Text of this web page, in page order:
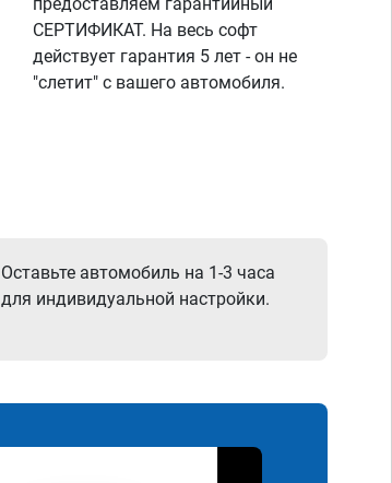
СЕРТИФИКАТ. На весь софт
действует гарантия 5 лет - он не
"слетит" с вашего автомобиля.
Оставьте автомобиль на 1-3 часа
для индивидуальной настройки.